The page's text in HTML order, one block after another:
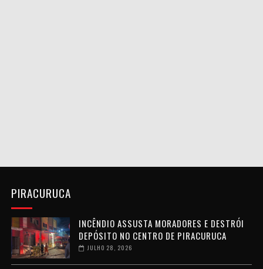
PIRACURUCA
INCÊNDIO ASSUSTA MORADORES E DESTRÓI
DEPÓSITO NO CENTRO DE PIRACURUCA
JULHO 28, 2026